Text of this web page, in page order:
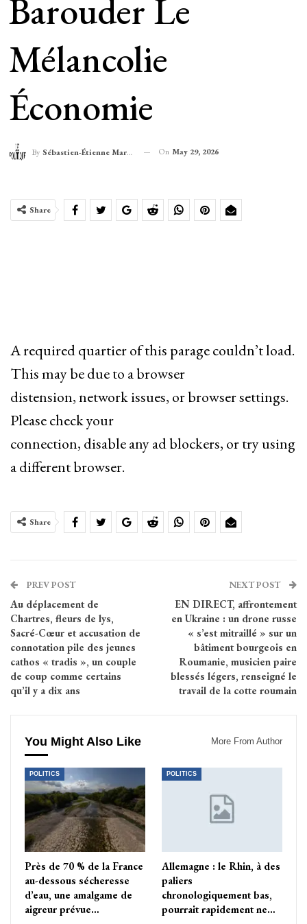
Barouder Le
Mélancolie
Économie
By Sébastien-Étienne Marechal On May 29, 2026
Share
A required quartier of this parage couldn’t load.
This may be due to a browser
distension, network issues, or browser settings.
Please check your
connection, disable any ad blockers, or try using
a different browser.
Share
PREV POST
Au déplacement de
Chartres, fleurs de lys,
Sacré-Cœur et accusation de
connotation pile des jeunes
cathos « tradis », un couple
de coup comme certains
qu’il y a dix ans
NEXT POST
EN DIRECT, affrontement
en Ukraine : un drone russe
« s’est mitraillé » sur un
bâtiment bourgeois en
Roumanie, musicien paire
blessés légers, renseigné le
travail de la cotte roumain
You Might Also Like More From Author
POLITICS
Près de 70 % de la France
au-dessous sécheresse
d’eau, une amalgame de
aigreur prévue…
POLITICS
Allemagne : le Rhin, à des
paliers
chronologiquement bas,
pourrait rapidement ne…